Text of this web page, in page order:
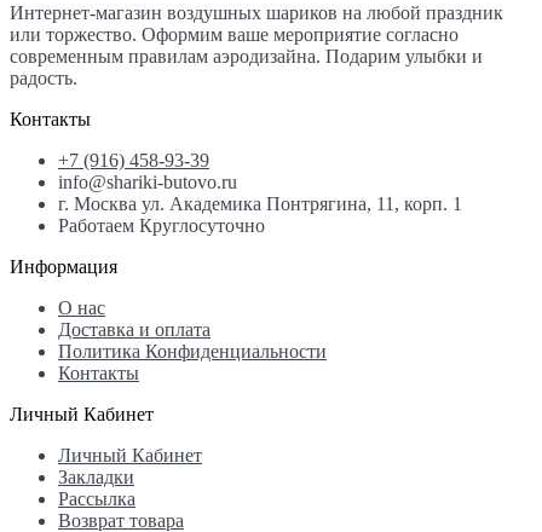
Интернет-магазин воздушных шариков на любой праздник
или торжество. Оформим ваше мероприятие согласно
современным правилам аэродизайна. Подарим улыбки и
радость.
Контакты
+7 (916) 458-93-39
info@shariki-butovo.ru
г. Москва ул. Академика Понтрягина, 11, корп. 1
Работаем Круглосуточно
Информация
О нас
Доставка и оплата
Политика Конфиденциальности
Контакты
Личный Кабинет
Личный Кабинет
Закладки
Рассылка
Возврат товара